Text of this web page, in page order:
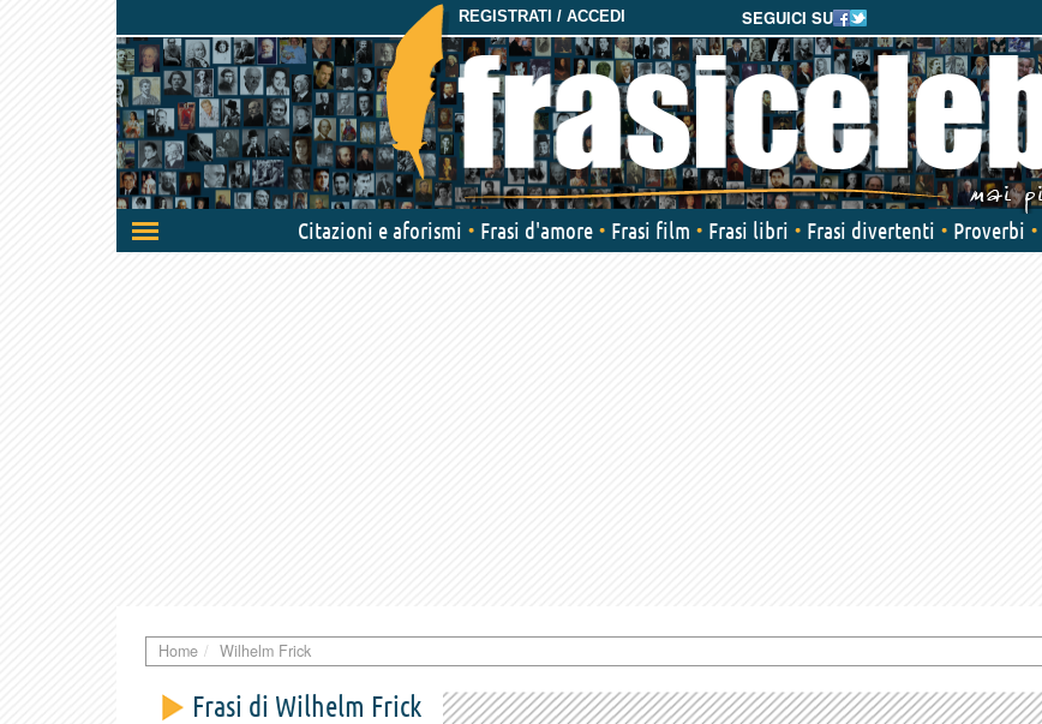
SEGUICI SU
REGISTRATI / ACCEDI
Attiva/disattiva
navigazione
Citazioni e aforismi Frasi d'amore Frasi film Frasi libri Frasi divertenti Proverbi
Home Wilhelm Frick
Frasi di Wilhelm Frick